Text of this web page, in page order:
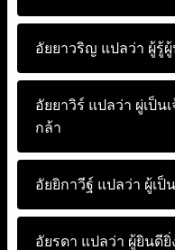
อัยยาวริญ แปลว่า ผู้รู้ผู้
อัยยาวิร์ แปลว่า ผู่เป็น
กล้า
อัยยิกาวีฐ์ แปลว่า ผู้เป็
อัยรดา แปลว่า ผู้ยินดียิ่